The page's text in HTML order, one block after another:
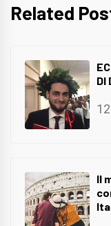
Related
DI
Il